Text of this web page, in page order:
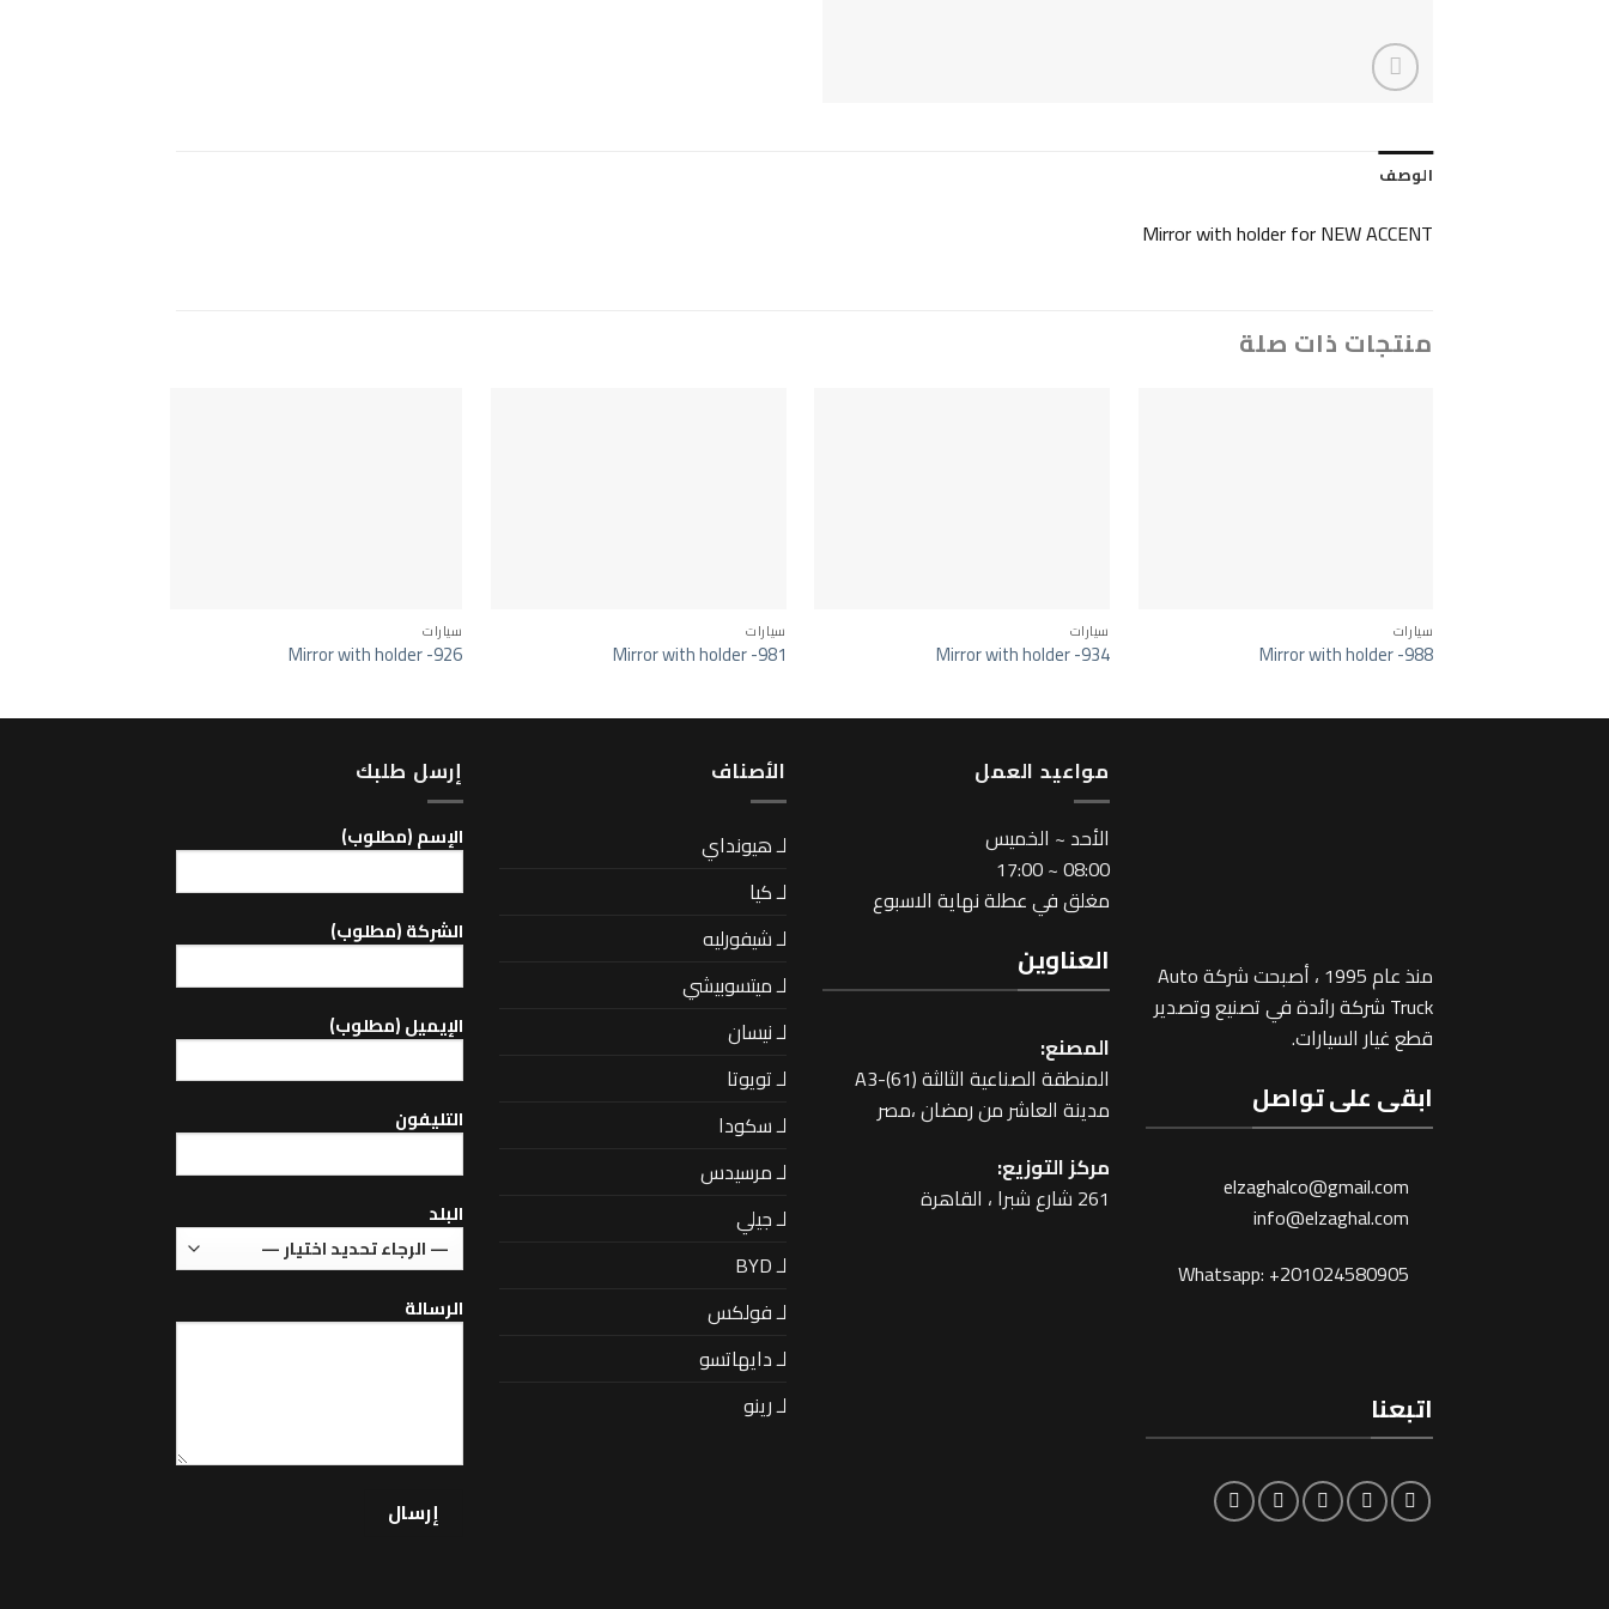
الوصف
Mirror with holder for NEW ACCENT
منتجات ذات صلة
سيارات
Mirror with holder -988
سيارات
Mirror with holder -934
سيارات
Mirror with holder -981
سيارات
Mirror with holder -926
منذ عام 1995 ، أصبحت شركة Auto
Truck شركة رائدة في تصنيع وتصدير
قطع غيار السيارات.
ابقى على تواصل
elzaghalco@gmail.com
info@elzaghal.com
Whatsapp: +201024580905
اتبعنا
مواعيد العمل
اﻷحد ~ الخميس
08:00 ~ 17:00
مغلق في عطلة نهاية الاسبوع
العناوين
المصنع:
المنطقة الصناعية الثالثة A3-(61)
مدينة العاشر من رمضان ،مصر
مركز التوزيع:
261 شارع شبرا ، القاهرة
اﻷصناف
لـ هيونداي
لـ كيا
لـ شيفورليه
لـ ميتسوبيشي
لـ نيسان
لـ تويوتا
لـ سكودا
لـ مرسيدس
لـ جيلي
لـ BYD
لـ فولكس
لـ دايهاتسو
لـ رينو
إرسل طلبك
اﻹسم (مطلوب)
الشركة (مطلوب)
اﻹيميل (مطلوب)
التليفون
البلد
الرسالة